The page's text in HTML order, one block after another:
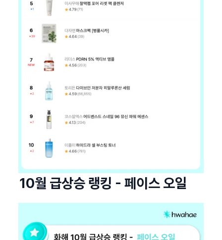
10월 급상승 랭킹 - 페이스 오일